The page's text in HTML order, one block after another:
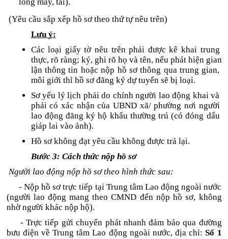
(Yêu cầu sắp xếp hồ sơ theo thứ tự nêu trên)
Lưu ý:
Các loại giấy tờ nêu trên phải được kê khai trung
thực, rõ ràng; ký, ghi rõ họ và tên, nếu phát hiện gian
lận thông tin hoặc nộp hồ sơ thông qua trung gian,
môi giới thì hồ sơ đăng ký dự tuyển sẽ bị loại.
Sơ yếu lý lịch phải do chính người lao động khai và
phải có xác nhận của UBND xã/ phường nơi người
lao động đăng ký hộ khẩu thường trú (có đóng dấu
giáp lai vào ảnh).
Hồ sơ không đạt yêu cầu không được trả lại.
Bước 3: Cách thức nộp hồ sơ
Người lao động nộp hồ sơ theo hình thức sau:
- Nộp hồ sơ trực tiếp tại Trung tâm Lao động ngoài nước
(người lao động mang theo CMND đến nộp hồ sơ, không
nhờ người khác nộp hộ).
bưu điện về Trung tâm Lao động ngoài nước, địa chỉ: Số 1